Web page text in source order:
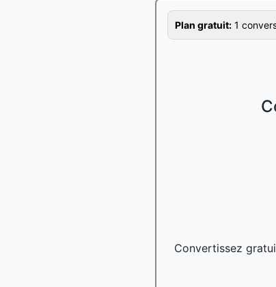
Plan gratuit: 1
Convertissez